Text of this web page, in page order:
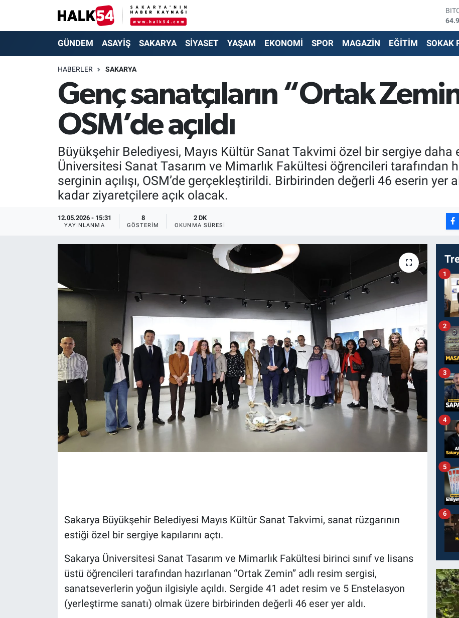
GÜNDEM ASAYİŞ SAKARYA SİYASET YAŞAM EKONOMİ SPOR MAGAZİN EĞİTİM SOKAK
HABERLER SAKARYA
Genç sanatçıların “Ortak
OSM’de açıldı
Büyükşehir Belediyesi, Mayıs Kültür Sanat Takvimi özel bir sergiye daha
Üniversitesi Sanat Tasarım ve Mimarlık Fakültesi öğrencileri tarafından
serginin açılışı, OSM’de gerçekleştirildi. Birbirinden değerli 46 eserin yer
kadar ziyaretçilere açık olacak.
12.05.2026 - 15:31
YAYINLANMA
8
GÖSTERIM
2 DK
OKUNMA SÜRESI
Sakarya Büyükşehir Belediyesi Mayıs Kültür Sanat Takvimi, sanat rüzgarının
estiği özel bir sergiye kapılarını açtı.
Sakarya Üniversitesi Sanat Tasarım ve Mimarlık Fakültesi birinci sınıf ve lisans
üstü öğrencileri tarafından hazırlanan “Ortak Zemin” adlı resim sergisi,
sanatseverlerin yoğun ilgisiyle açıldı. Sergide 41 adet resim ve 5 Enstelasyon
(yerleştirme sanatı) olmak üzere birbirinden değerli 46 eser yer aldı.
1
2
3
4
5
6
GÜNDEM
SAKARYA
EKONOMİ
SOKAK RÖPORTAJLARI
EĞİTİM
ÖZEL HABER
HALK54 PANORAMA
Adapazarı Nöbetçi Eczaneler
Adapazarı Trafik Yoğunluk Haritası
Süper Lig Puan Durumu ve Fikstür
Son Dakika Haberleri
Haber Arşivi